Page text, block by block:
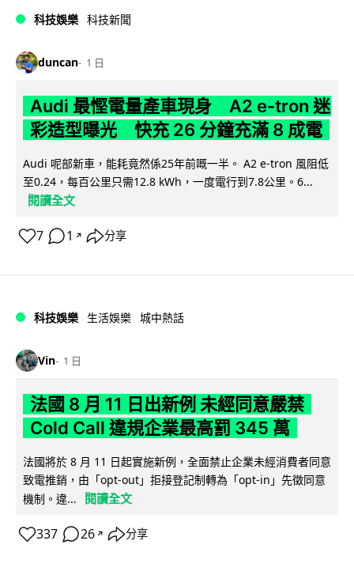
科技娛樂 科技新聞
duncan 1 日
Audi 最慳電量產車現身 A2 e-tron 迷
彩造型曝光 快充 26 分鐘充滿 8 成電
Audi 呢部新車，能耗竟然係25年前嘅一半。 A2 e-tron 風阻低
至0.24，每百公里只需12.8 kWh，一度電行到7.8公里。6...
閱讀全文
7 1 ↗ 分享
科技娛樂 生活娛樂 城中熱話
Vin 1 日
法國 8 月 11 日出新例 未經同意嚴禁
Cold Call 違規企業最高罰 345 萬
法國將於 8 月 11 日起實施新例，全面禁止企業未經消費者同意
致電推銷，由「opt-out」拒接登記制轉為「opt-in」先徵同意
機制。違...
閱讀全文
337 26 ↗ 分享